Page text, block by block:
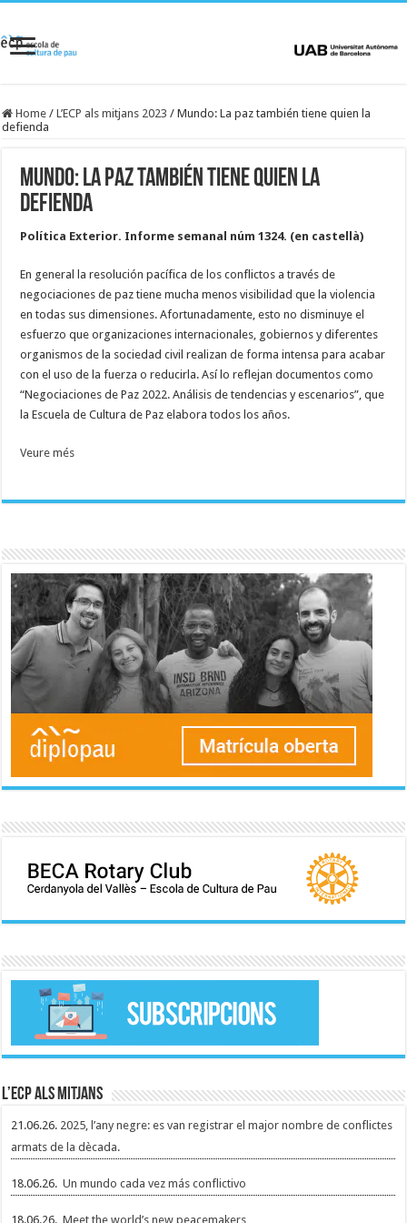
Home / L’ECP als mitjans 2023 / Mundo: La paz también tiene quien la
defienda
Mundo: La paz también tiene quien la
defienda
Política Exterior. Informe semanal núm 1324. (en castellà)
En general la resolución pacífica de los conflictos a través de
negociaciones de paz tiene mucha menos visibilidad que la violencia
en todas sus dimensiones. Afortunadamente, esto no disminuye el
esfuerzo que organizaciones internacionales, gobiernos y diferentes
organismos de la sociedad civil realizan de forma intensa para acabar
con el uso de la fuerza o reducirla. Así lo reflejan documentos como
“Negociaciones de Paz 2022. Análisis de tendencias y escenarios”, que
la Escuela de Cultura de Paz elabora todos los años.
Veure més
L’ECP als mitjans
21.06.26. 2025, l’any negre: es van registrar el major nombre de conflictes
armats de la dècada.
18.06.26.Un mundo cada vez más conflictivo
18.06.26.Meet the world’s new peacemakers